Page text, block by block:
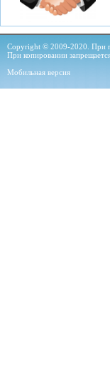
Copyright © 2009-2020. При
При копировании
Мобильная версия